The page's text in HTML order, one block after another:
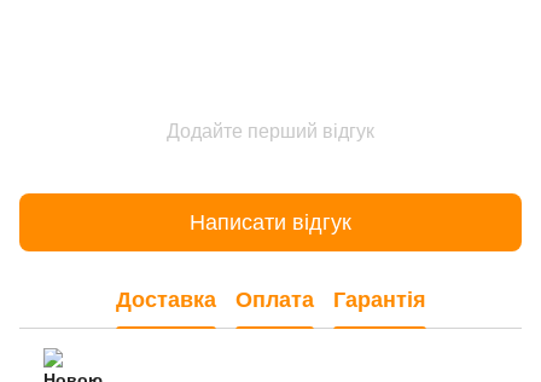
Додайте перший відгук
Написати відгук
Доставка Оплата Гарантія